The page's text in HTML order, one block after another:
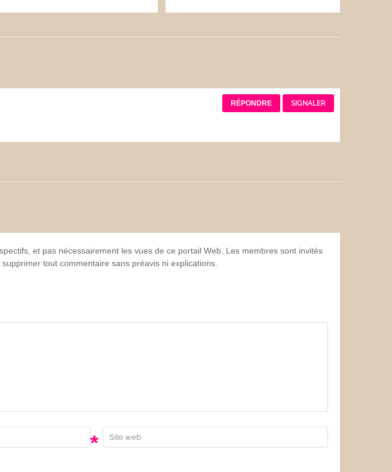
RÉPONDRE SIGNALER
et pas nécessairement les vues de ce portail Web. Les membres sont invités
tout commentaire sans préavis ni explications.
*